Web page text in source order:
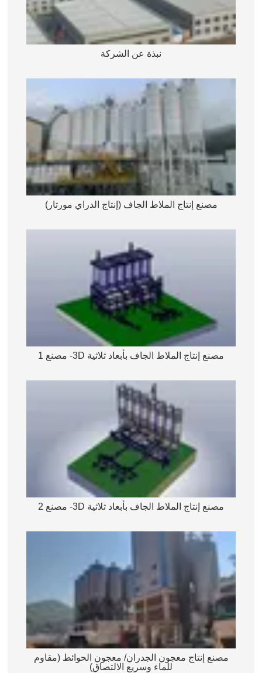
نبذة عن الشركة
مصنع إنتاج الملاط الجاف (إنتاج الدراي مورتار)
مصنع إنتاج الملاط الجاف بأبعاد ثلاثية 3D- مصنع 1
مصنع إنتاج الملاط الجاف بأبعاد ثلاثية 3D- مصنع 2
مصنع إنتاج معجون الجدران/ معجون الحوائط (مقاوم
للماء وسريع الالتصاق)